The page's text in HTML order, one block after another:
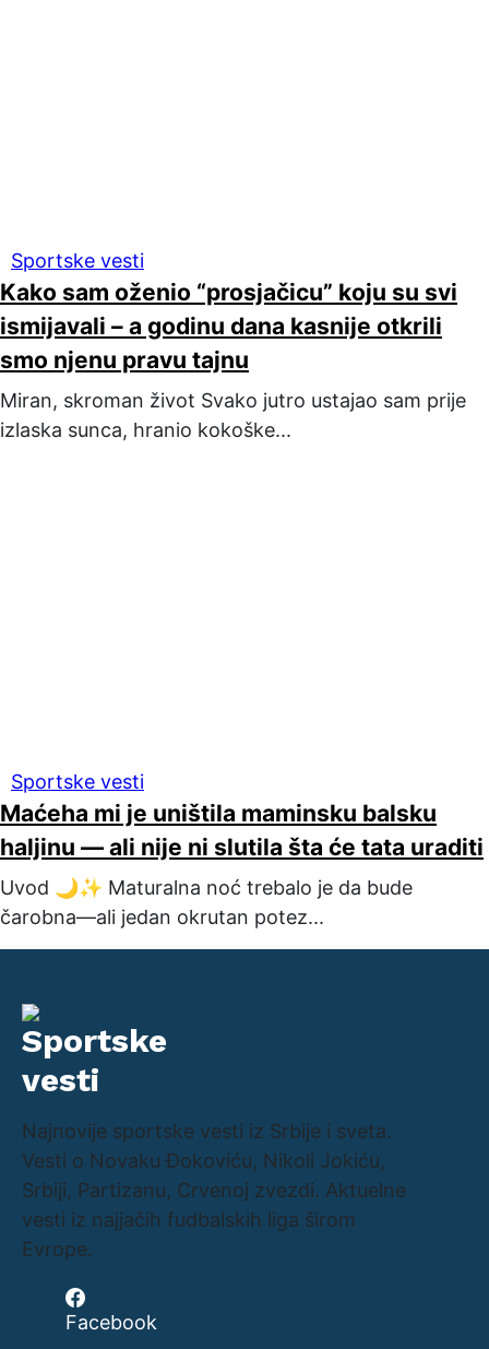
Sportske vesti
Kako sam oženio “prosjačicu” koju su svi
ismijavali – a godinu dana kasnije otkrili
smo njenu pravu tajnu
Miran, skroman život Svako jutro ustajao sam prije
izlaska sunca, hranio kokoške...
Sportske vesti
Maćeha mi je uništila maminsku balsku
haljinu — ali nije ni slutila šta će tata uraditi
Uvod 🌙✨ Maturalna noć trebalo je da bude
čarobna—ali jedan okrutan potez...
Najnovije sportske vesti iz Srbije i sveta.
Vesti o Novaku Đokoviću, Nikoli Jokiću,
Srbiji, Partizanu, Crvenoj zvezdi. Aktuelne
vesti iz najjačih fudbalskih liga širom
Evrope.
Facebook